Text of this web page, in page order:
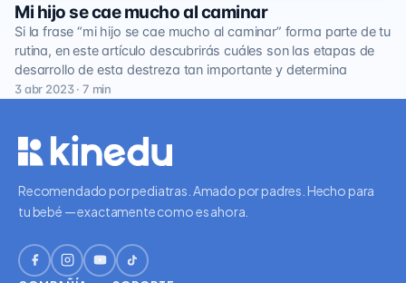
Mi hijo se cae mucho al caminar
Si la frase “mi hijo se cae mucho al caminar” forma parte de tu
rutina, en este artículo descubrirás cuáles son las etapas de
desarrollo de esta destreza tan importante y determina
3 abr 2023 · 7 min
Recomendado por pediatras. Amado por padres. Hecho para
tu bebé — exactamente como es ahora.